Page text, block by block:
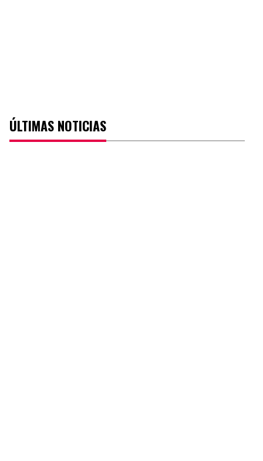
ÚLTIMAS NOTICIAS